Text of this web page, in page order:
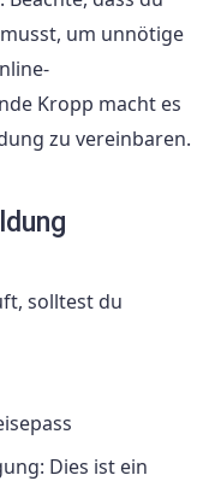
um unnötige
Kropp macht es
zu vereinbaren.
solltest du
Dies ist ein